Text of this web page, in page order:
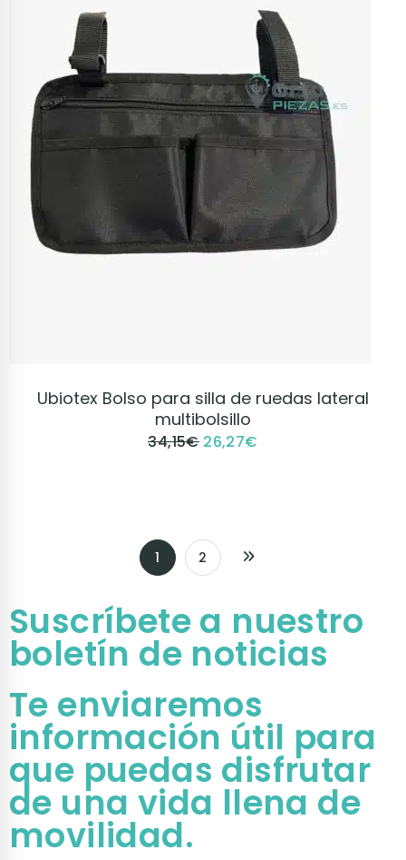
VER PRODUCTO
Ubiotex Bolso para silla de ruedas lateral
multibolsillo
34,15€ 26,27€
1 2
Suscríbete a nuestro
boletín de noticias
Te enviaremos
información útil para
que puedas disfrutar
de una vida llena de
movilidad.